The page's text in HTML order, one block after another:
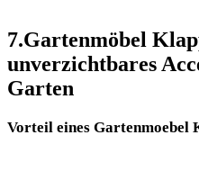
7.Gartenmöbel
unverzichtbares
Garten
Vorteil eines Gartenmoebel